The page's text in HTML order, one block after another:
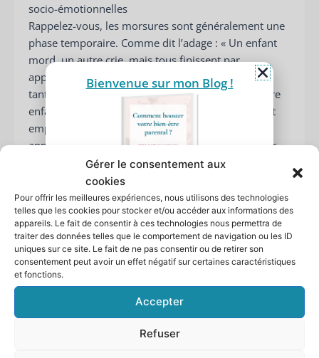
Gérer le consentement aux
cookies
Pour offrir les meilleures expériences, nous utilisons des technologies
telles que les cookies pour stocker et/ou accéder aux informations des
appareils. Le fait de consentir à ces technologies nous permettra de
traiter des données telles que le comportement de navigation ou les ID
uniques sur ce site. Le fait de ne pas consentir ou de retirer son
consentement peut avoir un effet négatif sur certaines caractéristiques
et fonctions.
Accepter
Refuser
socio-émotionnelles
Rappelez-vous, les morsures sont généralement une
phase temporaire. Comme dit l’adage : « Un enfant
mord, un autre crie, mais tous finissent par
apprendre à parler et à gérer leurs émotions. » En
tant que parent, votre rôle est d’accompagner votre
enfant dans cet apprentissage. L’accompagnement
empathique est essentiel pour que les enfants
apprennent à réguler leurs émotions et à exprimer
leurs besoins de manière adaptée. 🤗
L’un des objectifs est d’aider votre enfant à contrôler
ses impulsions et à développer des compétences
sociales telles que partager 🤲, attendre son tour ⏳ et
utiliser des mots pour s’exprimer. En montrant
l’exemple, en restant patient et en offrant des
explications adaptées, vous aidez votre enfant à
mieux comprendre ses émotions. Jouer avec votre
enfant, l’encourager à partager, et valoriser les
moments où il attend son tour sont autant de
Bienvenue sur mon Blog !
Comment booster votre
bien-être parental ?
Recevez 5 pistes d'action dans votre
guide pas à pas
Laissez moi votre prénomet
votre
Votre